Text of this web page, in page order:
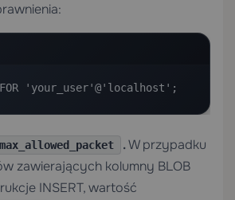
FOR 'your_user'@'localhost';
max_allowed_packet .W przypadku
zawierających kolumny BLOB
INSERT, wartość